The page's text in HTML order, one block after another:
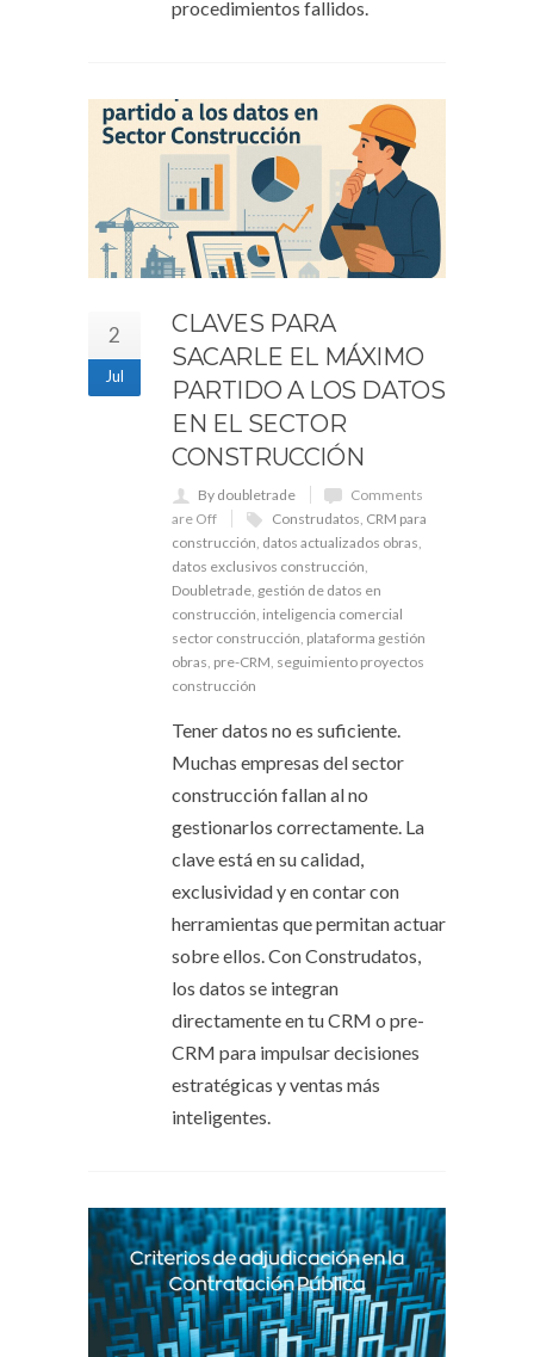
procedimientos fallidos.
2
Jul
CLAVES PARA
SACARLE EL MÁXIMO
PARTIDO A LOS DATOS
EN EL SECTOR
CONSTRUCCIÓN
By doubletrade
Comments
are Off
Construdatos, CRM para
construcción, datos actualizados obras,
datos exclusivos construcción,
Doubletrade, gestión de datos en
construcción, inteligencia comercial
sector construcción, plataforma gestión
obras, pre-CRM, seguimiento proyectos
construcción
Tener datos no es suficiente.
Muchas empresas del sector
construcción fallan al no
gestionarlos correctamente. La
clave está en su calidad,
exclusividad y en contar con
herramientas que permitan actuar
sobre ellos. Con Construdatos,
los datos se integran
directamente en tu CRM o pre-
CRM para impulsar decisiones
estratégicas y ventas más
inteligentes.